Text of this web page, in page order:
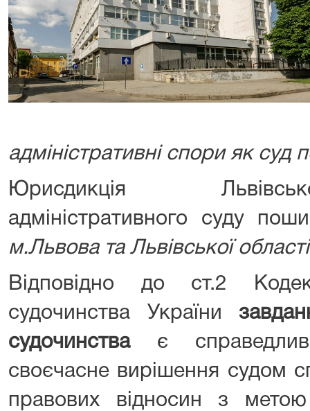
адміністративні спори як суд
Юрисдикція
адміністративного суду
м.Львова та Львівської області
Відповідно до ст.2
судочинства України
судочинстває
своєчасне вирішення судом
правових відносин з